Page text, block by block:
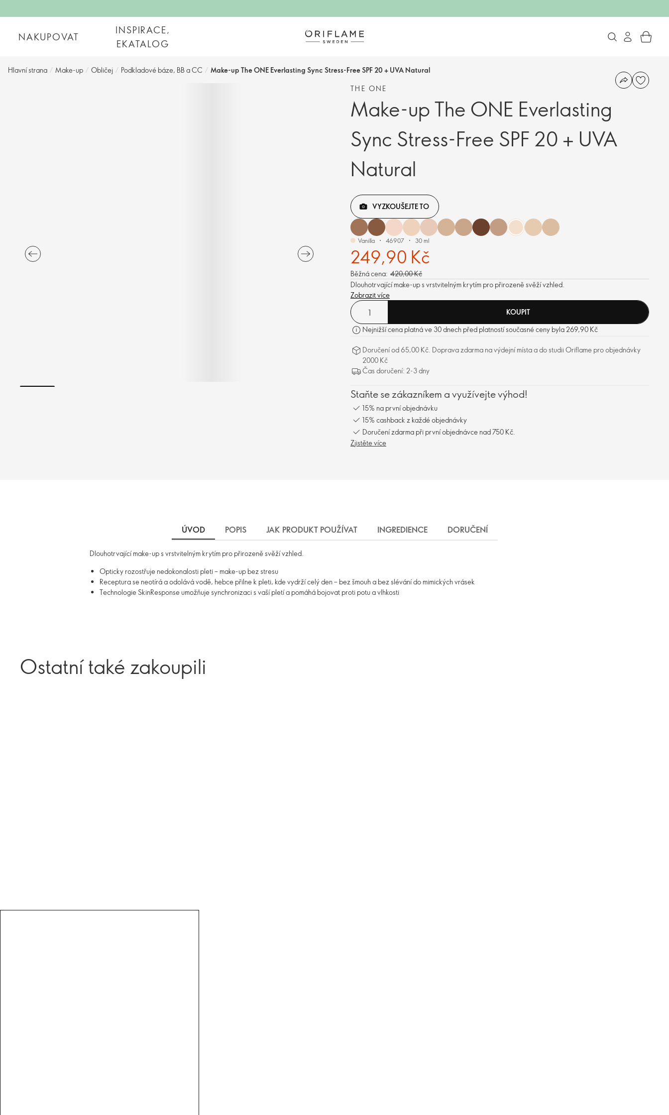
NAKUPOVAT
INSPIRACE,
EKATALOG
Hlavní strana / Make-up / Obličej / Podkladové báze, BB a CC / Make-up The ONE Everlasting Sync Stress-Free SPF 20 + UVA Natural
THE ONE
Make-up The ONE Everlasting
Sync Stress-Free SPF 20 + UVA
Natural
VYZKOUŠEJTE TO
Vanilla 46907 30 ml
249,90 Kč
Běžná cena: 420,00 Kč
Dlouhotrvající make-up s vrstvitelným krytím pro přirozeně svěží vzhled.
Zobrazit více
KOUPIT
Nejnižší cena platná ve 30 dnech před platností současné ceny byla 269,90 Kč
Doručení od 65,00 Kč. Doprava zdarma na výdejní místa a do studii Oriflame pro objednávky
2000 Kč
Čas doručení: 2-3 dny
Staňte se zákazníkem a využívejte výhod!
15% na první objednávku
15% cashback z každé objednávky
Doručení zdarma při první objednávce nad 750 Kč.
Zjistěte více
ÚVOD POPIS JAK PRODUKT POUŽÍVAT INGREDIENCE DORUČENÍ
Dlouhotrvající make-up s vrstvitelným krytím pro přirozeně svěží vzhled.
Opticky rozostřuje nedokonalosti pleti – make-up bez stresu
Receptura se neotírá a odolává vodě, hebce přilne k pleti, kde vydrží celý den – bez šmouh a bez slévání do mimických vrásek
Technologie SkinResponse umožňuje synchronizaci s vaší pletí a pomáhá bojovat proti potu a vlhkosti
Ostatní také zakoupili